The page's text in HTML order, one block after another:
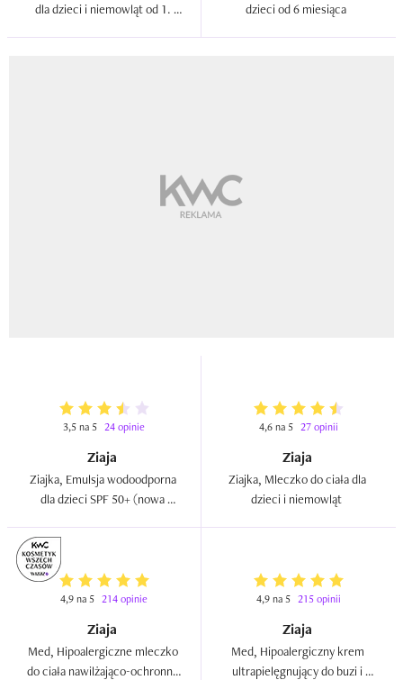
dla dzieci i niemowląt od 1.
3,5 na 5 24 opinie
Ziaja
Ziajka, Emulsja wodoodporna
dla dzieci SPF 50+ (nowa
4,6 na 5 27 opinii
Ziaja
Ziajka, Mleczko do ciała dla
4,9 na 5 214 opinie
Ziaja
Med, Hipoalergiczne mleczko
do ciała nawilżająco-ochronne
4,9 na 5 215 opinii
Ziaja
Med, Hipoalergiczny krem
ultrapielęgnujący do buzi i